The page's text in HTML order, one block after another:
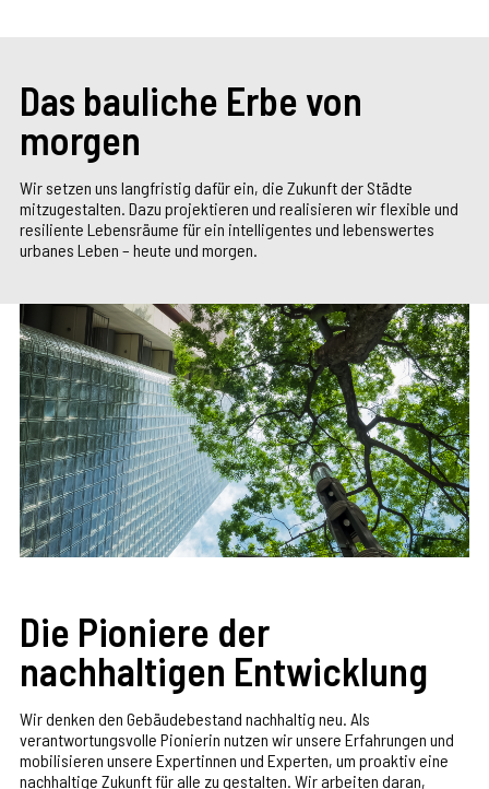
Das bauliche Erbe von
morgen
Wir setzen uns langfristig dafür ein, die Zukunft der Städte
mitzugestalten. Dazu projektieren und realisieren wir flexible und
resiliente Lebensräume für ein intelligentes und lebenswertes
urbanes Leben – heute und morgen.
Die Pioniere der
nachhaltigen Entwicklung
Wir denken den Gebäudebestand nachhaltig neu. Als
verantwortungsvolle Pionierin nutzen wir unsere Erfahrungen und
mobilisieren unsere Expertinnen und Experten, um proaktiv eine
nachhaltige Zukunft für alle zu gestalten. Wir arbeiten daran,